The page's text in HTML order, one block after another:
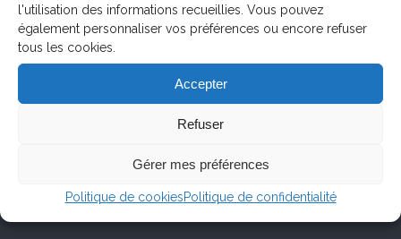
l'utilisation des informations recueillies. Vous pouvez
également personnaliser vos préférences ou encore refuser
tous les cookies.
Accepter
Refuser
Gérer mes préférences
Politique de cookiesPolitique de confidentialité